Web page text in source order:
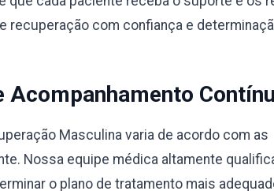
recuperação com confiança e
Acompanhamento
Masculina varia de acordo com as
Nossa equipe médica altamente
o plano de tratamento mais